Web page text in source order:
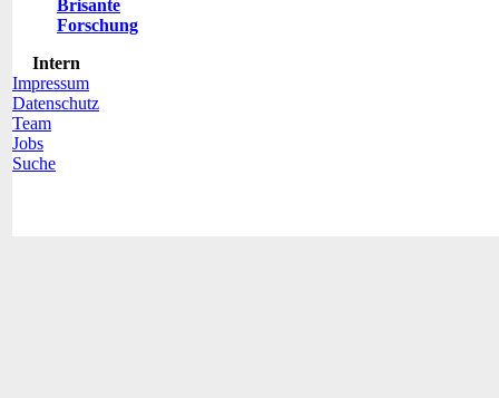
Brisante
Forschung
Intern
Impressum
Datenschutz
Team
Jobs
Suche